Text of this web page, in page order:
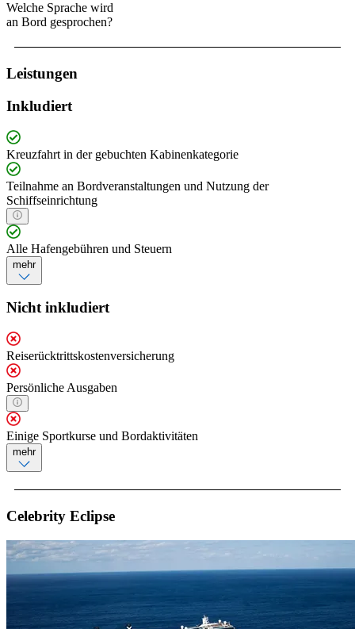
Welche Sprache wird
an Bord gesprochen?
Leistungen
Inkludiert
Kreuzfahrt in der gebuchten Kabinenkategorie
Teilnahme an Bordveranstaltungen und Nutzung der
Schiffseinrichtung
Alle Hafengebühren und Steuern
mehr
Nicht inkludiert
Reiserücktrittskostenversicherung
Persönliche Ausgaben
Einige Sportkurse und Bordaktivitäten
mehr
Celebrity Eclipse